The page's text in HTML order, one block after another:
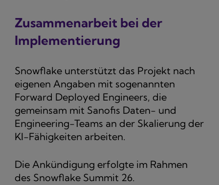
Zusammenarbeit bei der
Implementierung
Snowflake unterstützt das Projekt nach
eigenen Angaben mit sogenannten
Forward Deployed Engineers, die
gemeinsam mit Sanofis Daten- und
Engineering-Teams an der Skalierung der
KI-Fähigkeiten arbeiten.
Die Ankündigung erfolgte im Rahmen
des Snowflake Summit 26.